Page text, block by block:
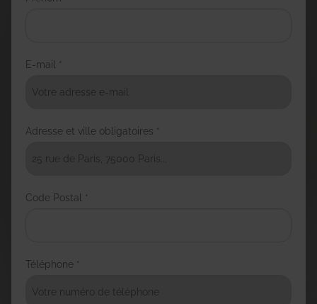
E-mail *
Adresse et ville obligatoires *
Code Postal *
Téléphone *